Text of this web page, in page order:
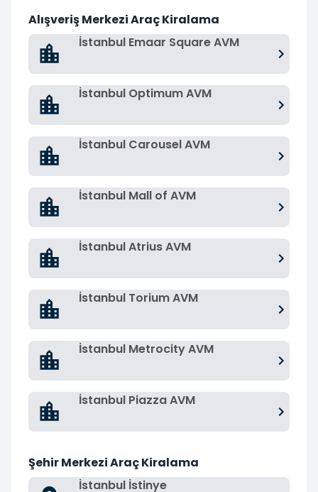
Alışveriş Merkezi Araç Kiralama
İstanbul Emaar Square AVM
İstanbul Optimum AVM
İstanbul Carousel AVM
İstanbul Mall of AVM
İstanbul Atrius AVM
İstanbul Torium AVM
İstanbul Metrocity AVM
İstanbul Piazza AVM
Şehir Merkezi Araç Kiralama
İstanbul İstinye